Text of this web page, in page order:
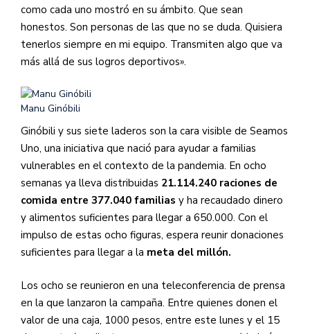
como cada uno mostró en su ámbito. Que sean
honestos. Son personas de las que no se duda. Quisiera
tenerlos siempre en mi equipo. Transmiten algo que va
más allá de sus logros deportivos».
Manu Ginóbili
Ginóbili y sus siete laderos son la cara visible de Seamos
Uno, una iniciativa que nació para ayudar a familias
vulnerables en el contexto de la pandemia. En ocho
semanas ya lleva distribuidas 21.114.240 raciones de
comida entre 377.040 familias y ha recaudado dinero
y alimentos suficientes para llegar a 650.000. Con el
impulso de estas ocho figuras, espera reunir donaciones
suficientes para llegar a la meta del millón.
Los ocho se reunieron en una teleconferencia de prensa
en la que lanzaron la campaña. Entre quienes donen el
valor de una caja, 1000 pesos, entre este lunes y el 15